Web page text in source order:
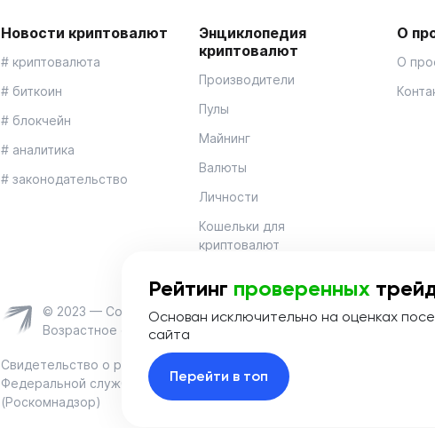
Новости криптовалют
# криптовалюта
# биткоин
# блокчейн
# аналитика
# законодательство
Энциклопедия
криптовалют
Производители
Пулы
Майнинг
Валюты
Личности
Кошельки для
криптовалют
О
О
© 2023 — Coinmania
Возрастное ограничение 16+
Свидетельство о регистрации средства массовой информации Эл
Федеральной службой по надзору в сфере связи, информационных
(Роскомнадзор)
Рейтинг проверенных
Основан исключительно на оценках
сайта
Перейти в топ